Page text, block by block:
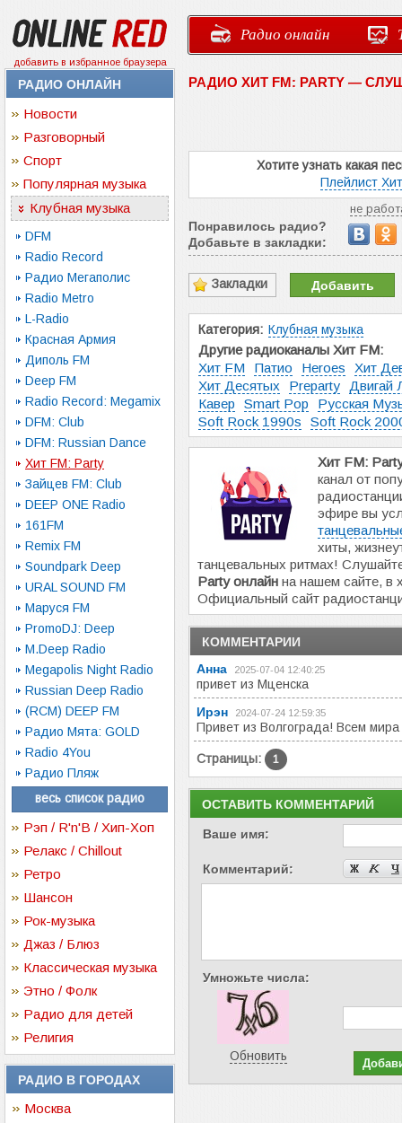
добавить в избранное браузера
Радио онлайн
РАДИО ОНЛАЙН
Новости
Разговорный
Спорт
Популярная музыка
Клубная музыка
DFM
Radio Record
Радио Мегаполис
Radio Metro
L-Radio
Красная Армия
Диполь FM
Deep FM
Radio Record: Megamix
DFM: Club
DFM: Russian Dance
Хит FM: Party
Зайцев FM: Club
DEEP ONE Radio
161FM
Remix FM
Soundpark Deep
URAL SOUND FM
Маруся FM
PromoDJ: Deep
M.Deep Radio
Megapolis Night Radio
Russian Deep Radio
(RCM) DEEP FM
Радио Мята: GOLD
Radio 4You
Радио Пляж
весь список радио
Рэп / R'n'B / Хип-Хоп
Релакс / Chillout
Ретро
Шансон
Рок-музыка
Джаз / Блюз
Классическая музыка
Этно / Фолк
Радио для детей
Религия
РАДИО В ГОРОДАХ
Москва
РАДИО ХИТ FM: PARTY —
Хотите узнать какая
Плейлист
не
Понравилось радио?
Добавьте в закладки:
Закладки Добавить
Категория: Клубная музыка
Другие радиоканалы Хит FM:
Хит FM
Патио Heroes
Хит
Хит Десятых
Preparty
Двигай
Кавер
Smart Pop
Русская
Soft Rock 1990s
Soft Rock
Хит FM:
канал от
эфире вы
хиты,
танцевальных ритмах!
Party онлайн на нашем сайте, в
Официальный сайт
КОММЕНТАРИИ
Анна
2025-07-04 12:40:25
привет из Мценска
Ирэн
2024-07-24 12:59:35
Привет из Волгограда! Всем
Страницы: 1
ОСТАВИТЬ КОММЕНТАРИЙ
Ваше имя:
Комментарий:
Умножьте числа:
Обновить